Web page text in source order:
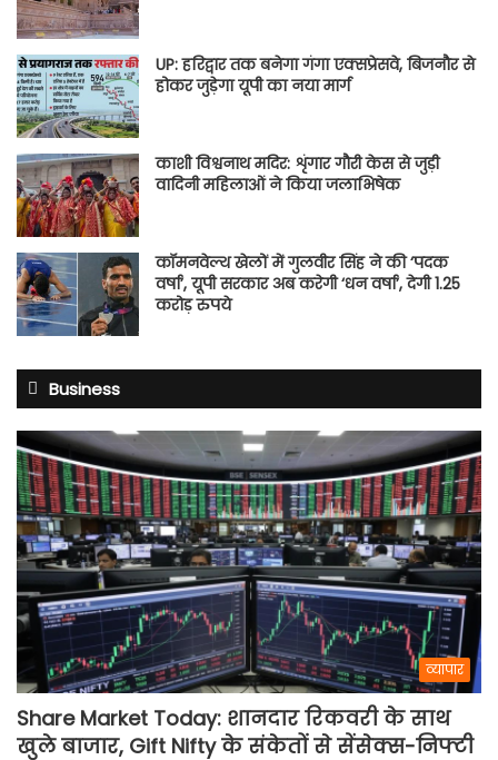
UP: हरिद्वार तक बनेगा गंगा एक्सप्रेसवे, बिजनौर से
होकर जुड़ेगा यूपी का नया मार्ग
काशी विश्वनाथ मदिर: शृंगार गौरी केस से जुड़ी
वादिनी महिलाओं ने किया जलाभिषेक
कॉमनवेल्थ खेलों में गुलवीर सिंह ने की ‘पदक
वर्षा’, यूपी सरकार अब करेगी ‘धन वर्षा’, देगी 1.25
करोड़ रुपये
Business
व्यापार
Share Market Today: शानदार रिकवरी के साथ
खुले बाजार, Gift Nifty के संकेतों से सेंसेक्स-निफ्टी